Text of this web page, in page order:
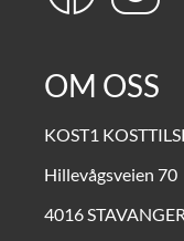
OM OSS
KOST1
Hillevågsveien 70
4016 STAVANGER